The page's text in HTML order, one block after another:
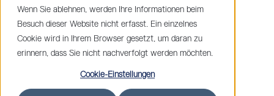
Wenn Sie ablehnen, werden Ihre Informationen beim
Besuch dieser Website nicht erfasst. Ein einzelnes
Cookie wird in Ihrem Browser gesetzt, um daran zu
erinnern, dass Sie nicht nachverfolgt werden möchten.
Cookie-Einstellungen